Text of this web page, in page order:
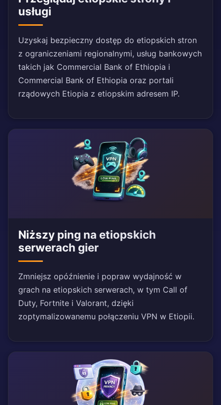
usługi
Uzyskaj bezpieczny dostęp do etiopskich stron
z ograniczeniami regionalnymi, usług bankowych
takich jak Commercial Bank of Ethiopia i
Commercial Bank of Ethiopia oraz portali
rządowych Etiopia z etiopskim adresem IP.
Niższy ping na etiopskich
serwerach gier
Zmniejsz opóźnienie i popraw wydajność w
grach na etiopskich serwerach, w tym Call of
Duty, Fortnite i Valorant, dzięki
zoptymalizowanemu połączeniu VPN w Etiopii.